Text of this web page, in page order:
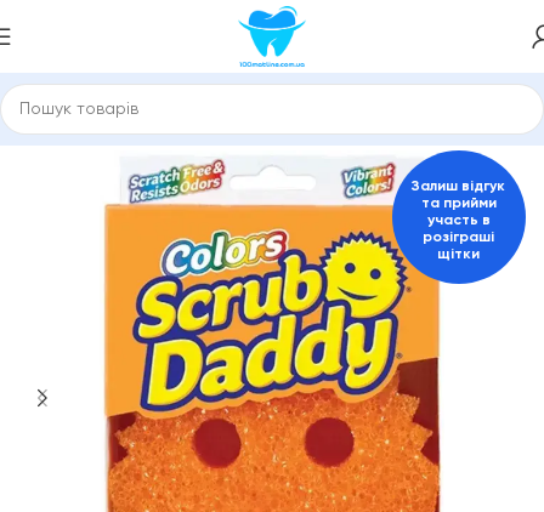
техніка та товари для дому Прибирання Scrub Daddy
Залиш відгук
та прийми
участь в
розіграші
щітки